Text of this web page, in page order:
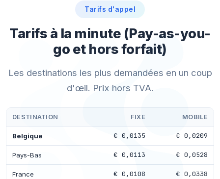
Tarifs d'appel
Tarifs à la minute (Pay-as-you-
go et hors forfait)
Les destinations les plus demandées en un coup
d'œil. Prix hors TVA.
DESTINATION FIXE MOBILE
Belgique € 0,0135 € 0,0209
Pays-Bas € 0,0113 € 0,0528
France € 0,0108 € 0,0338